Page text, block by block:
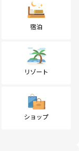
宿泊
リゾート
ショップ